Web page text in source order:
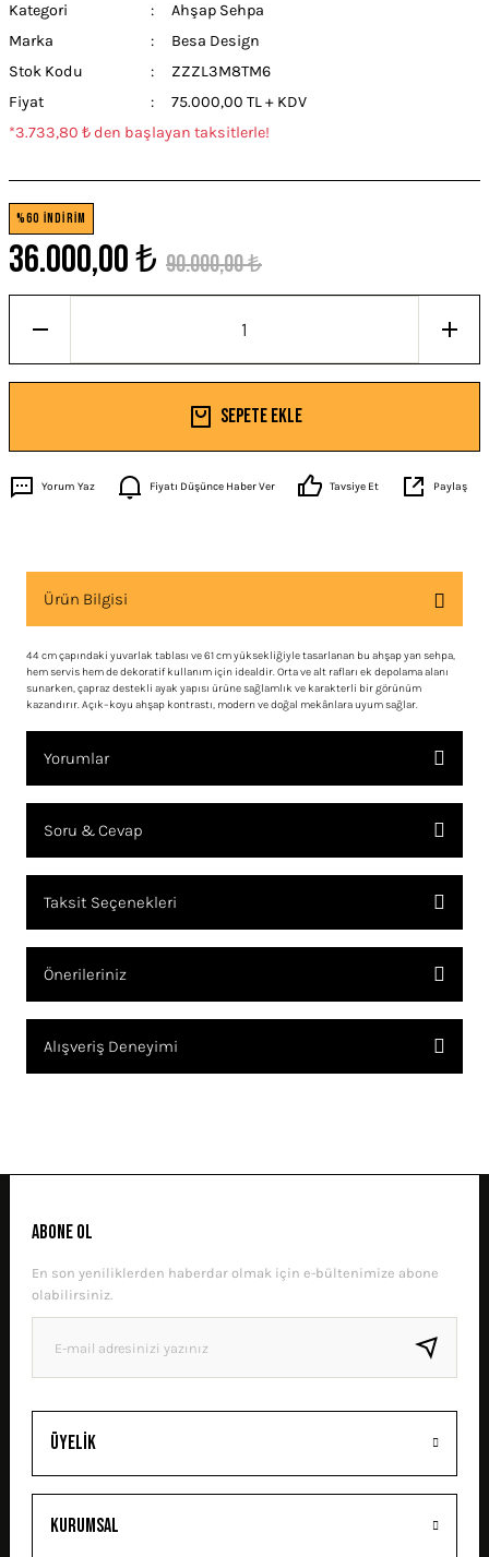
Kategori
Ahşap Sehpa
Marka
Besa Design
Stok Kodu
ZZZL3M8TM6
Fiyat
75.000,00 TL + KDV
*3.733,80 ₺ den başlayan taksitlerle!
%60 İNDİRİM
36.000,00 ₺ 90.000,00 ₺
Sepete Ekle
Yorum Yaz Fiyatı Düşünce Haber Ver Tavsiye Et Paylaş
Ürün Bilgisi
44 cm çapındaki yuvarlak tablası ve 61 cm yüksekliğiyle tasarlanan bu ahşap yan sehpa,
hem servis hem de dekoratif kullanım için idealdir. Orta ve alt rafları ek depolama alanı
sunarken, çapraz destekli ayak yapısı ürüne sağlamlık ve karakterli bir görünüm
kazandırır. Açık–koyu ahşap kontrastı, modern ve doğal mekânlara uyum sağlar.
Yorumlar
Soru & Cevap
Taksit Seçenekleri
Önerileriniz
konularda yetersiz gördüğünüz noktaları öneri formunu kullanarak
tarafımıza iletebilirsiniz.
Ürün fiyatı diğer sitelerden daha pahalı.
Bu ürüne benzer farklı alternatifler olmalı.
GÖNDER
Alışveriş Deneyimi
Üyelik
Kurumsal
ABONE OL
En son yeniliklerden haberdar olmak için e-bültenimize abone
olabilirsiniz.